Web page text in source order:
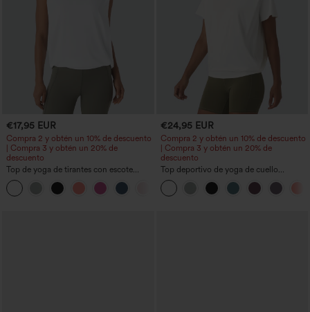
€17,95 EUR
Compra 2 y obtén un 10% de descuento
| Compra 3 y obtén un 20% de
descuento
Top de yoga de tirantes con escote
redondo, fruncido y tacto fresco -
UPF50+
+16
€24,95 EUR
Compra 2 y obtén un 10% de descuento
| Compra 3 y obtén un 20% de
descuento
Top deportivo de yoga de cuello
redondo y manga corta, con fruncidos y
tacto fresco - UPF50+